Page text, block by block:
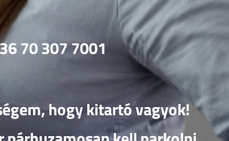
70 307 7001
hogy kitartó vagyok!